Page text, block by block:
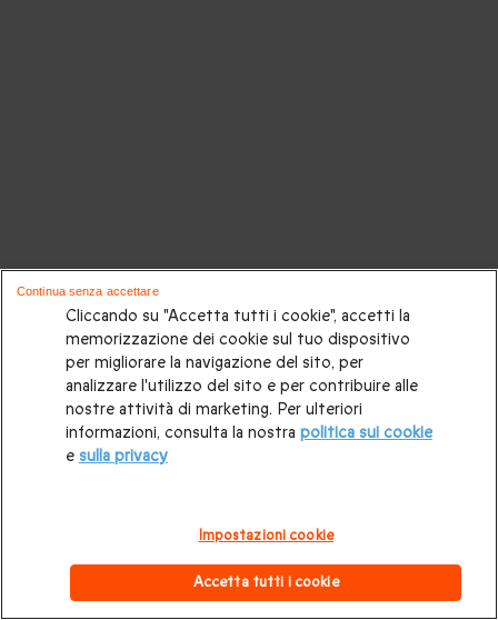
Cliccando su "Accetta tutti i cookie", accetti la
memorizzazione dei cookie sul tuo dispositivo
per migliorare la navigazione del sito, per
analizzare l'utilizzo del sito e per contribuire alle
nostre attività di marketing. Per ulteriori
informazioni, consulta la nostra politica sui cookie
e sulla privacy
Impostazioni cookie
Accetta tutti i cookie
Continua senza accettare